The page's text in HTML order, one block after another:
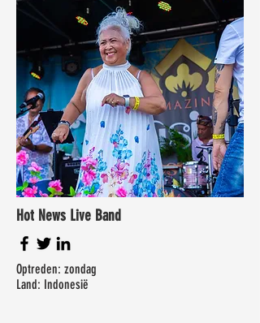
Hot News Live Band
Optreden: zondag
Land: Indonesië